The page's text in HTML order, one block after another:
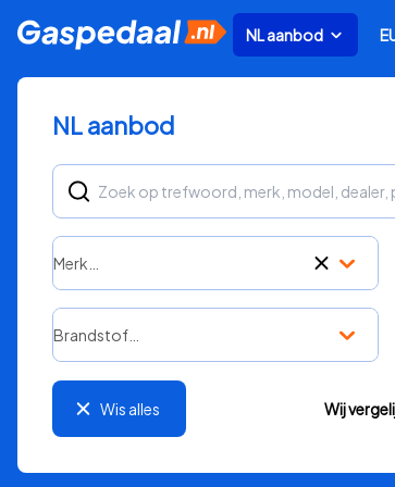
NL aanbod
NL aanbod
Merk…
Brandstof…
Wis alles Wij